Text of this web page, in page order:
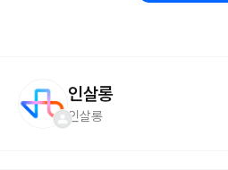
인살롱
인살롱